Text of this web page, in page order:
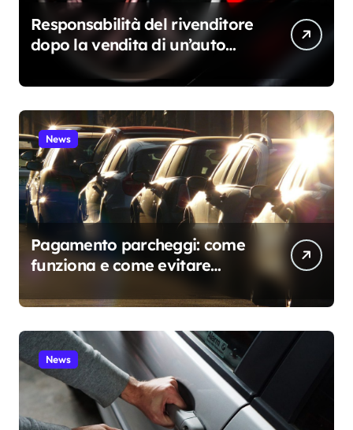
Responsabilità del rivenditore
dopo la vendita di un’auto
usata: cosa resta davvero a
suo carico
News
Pagamento parcheggi: come
funziona e come evitare
News